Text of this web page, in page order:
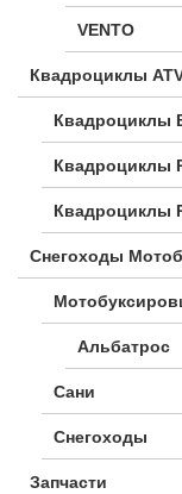
VENTO
Квадроциклы
Квадроциклы
Квадроциклы
Квадроциклы
Снегоходы
Альбатрос
Сани
Снегоходы
Запчасти